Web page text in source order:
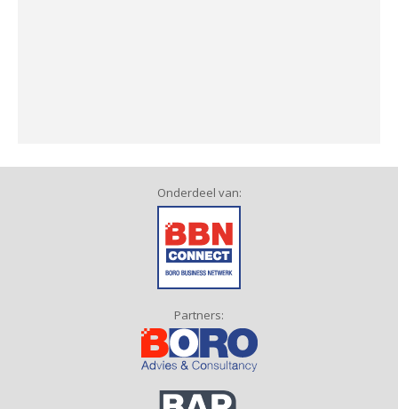
Onderdeel van:
Partners: